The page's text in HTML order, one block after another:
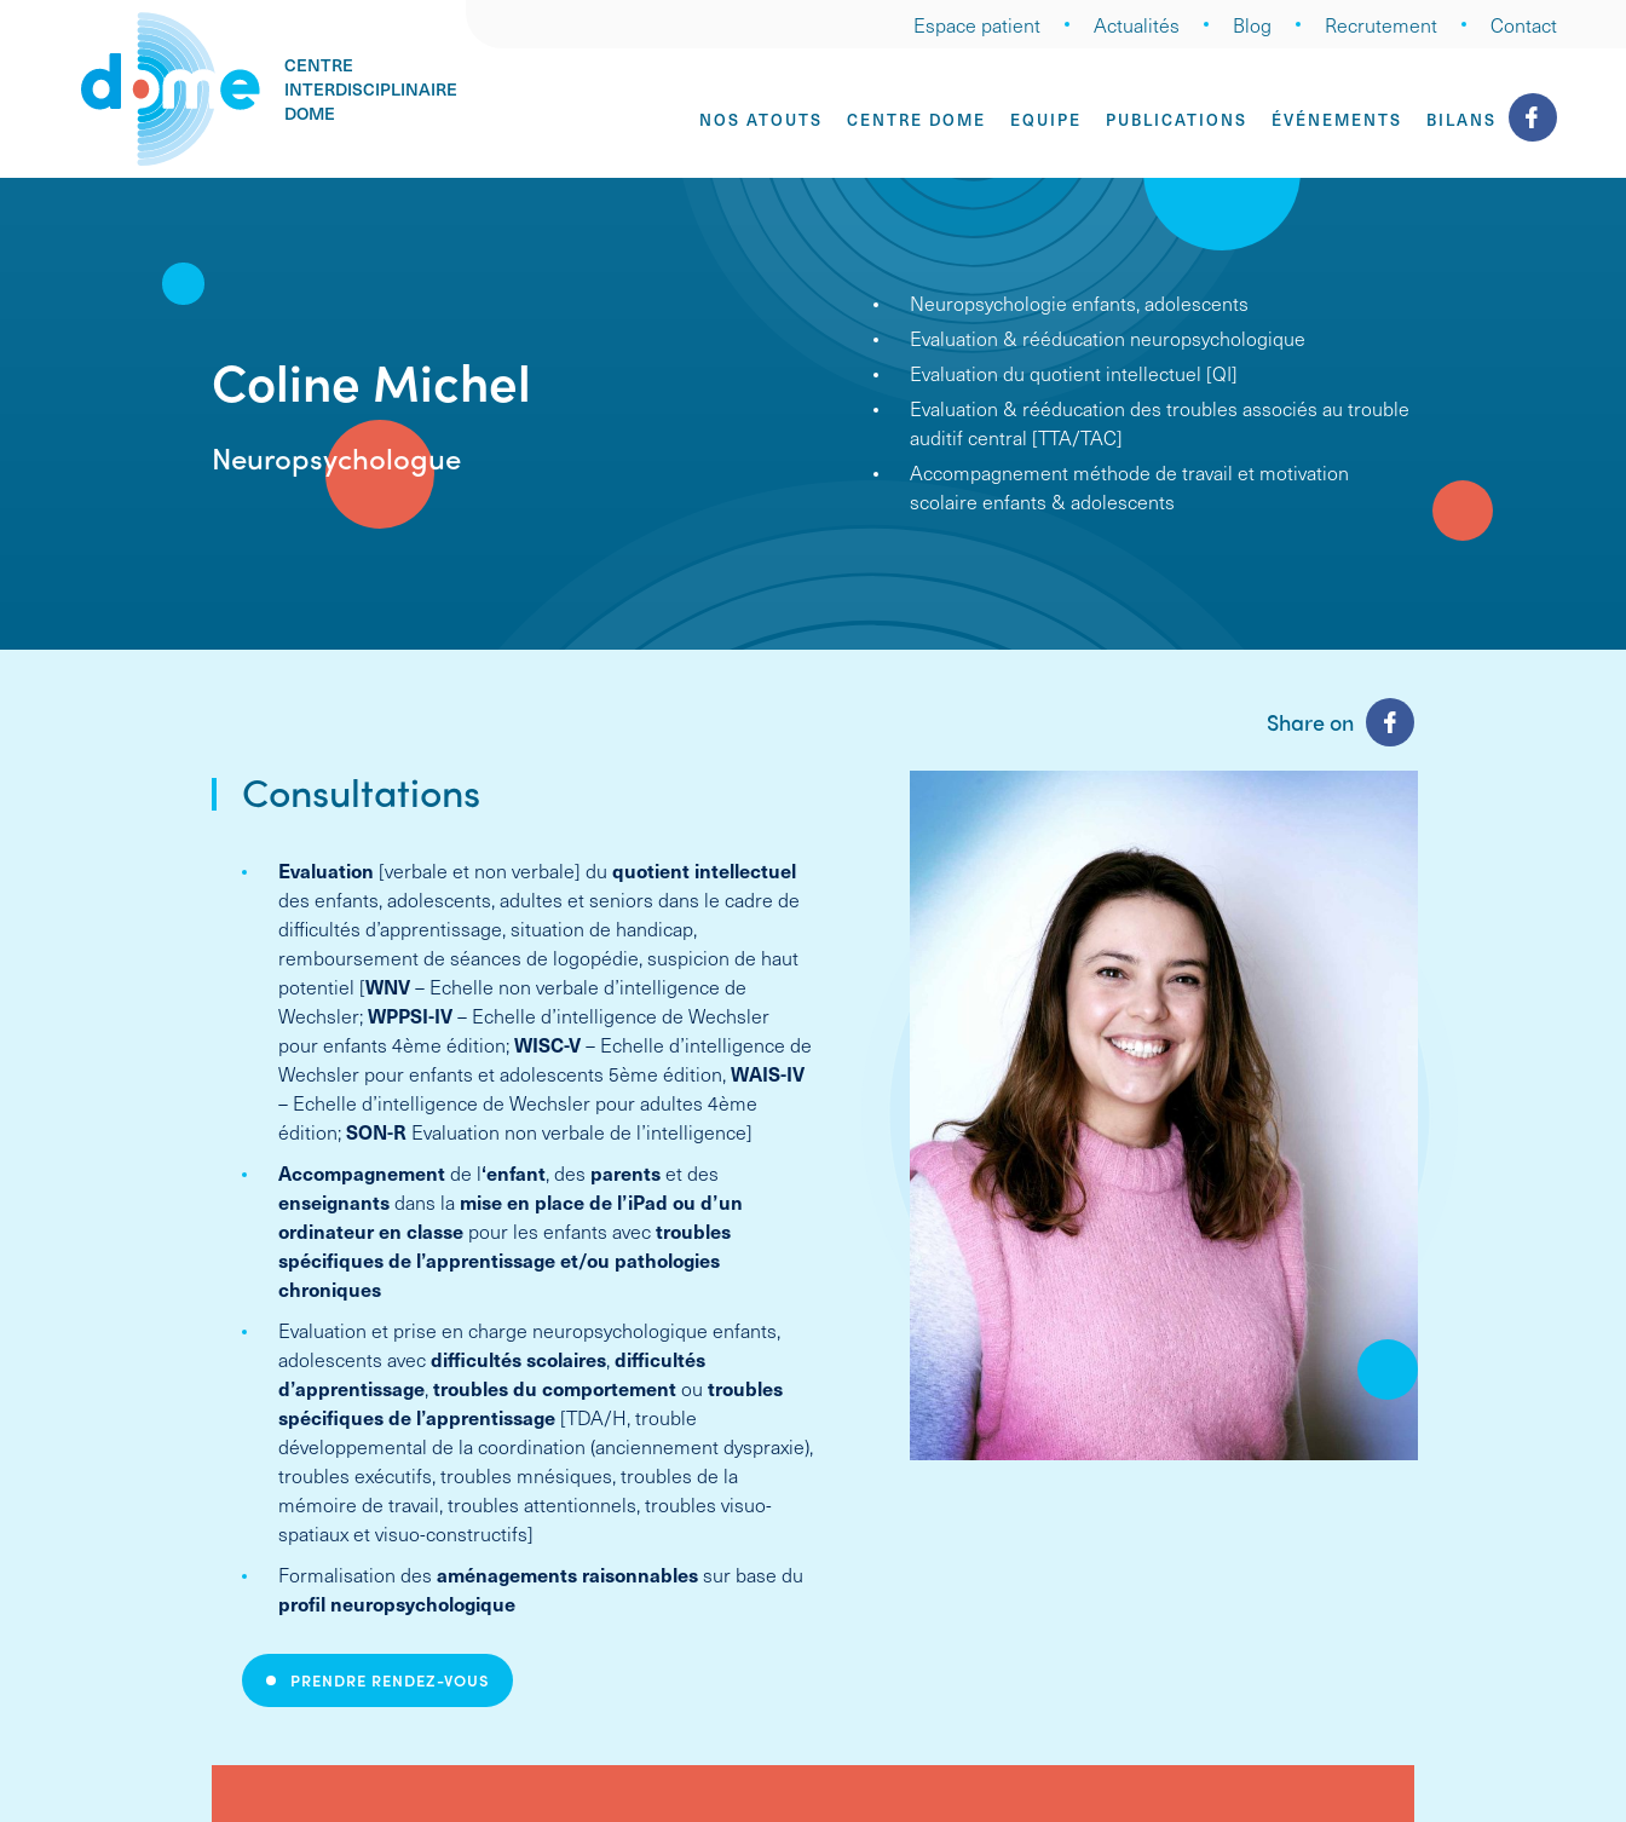
CENTRE
INTERDISCIPLINAIRE
DOME
Espace patient Actualités Blog Recrutement Contact
NOS ATOUTS CENTRE DOME EQUIPE PUBLICATIONS ÉVÉNEMENTS BILANS
Coline Michel
Neuropsychologue
Neuropsychologie enfants, adolescents
Evaluation & rééducation neuropsychologique
Evaluation du quotient intellectuel [QI]
Evaluation & rééducation des troubles associés au trouble
auditif central [TTA/TAC]
Accompagnement méthode de travail et motivation
scolaire enfants & adolescents
Share on
Consultations
Evaluation [verbale et non verbale] du quotient intellectuel
des enfants, adolescents, adultes et seniors dans le cadre de
difficultés d’apprentissage, situation de handicap,
remboursement de séances de logopédie, suspicion de haut
potentiel [WNV– Echelle non verbale d’intelligence de
Wechsler;WPPSI-IV– Echelle d’intelligence de Wechsler
pour enfants 4ème édition;WISC-V– Echelle d’intelligence de
Wechsler pour enfants et adolescents 5ème édition,WAIS-IV
– Echelle d’intelligence de Wechsler pour adultes 4ème
édition;SON-REvaluation non verbale de l’intelligence]
Accompagnementde l‘enfant, des parentset des
enseignantsdans la mise en place de l’iPad ou d’un
ordinateur en classepour les enfants avectroubles
spécifiques de l’apprentissage et/ou pathologies
chroniques
Evaluation et prise en charge neuropsychologique enfants,
adolescents avecdifficultésscolaires,difficultés
d’apprentissage,troubles du comportementou troubles
spécifiques de l’apprentissage[TDA/H, trouble
développemental de la coordination (anciennement dyspraxie),
troubles exécutifs, troubles mnésiques, troubles de la
mémoire de travail, troubles attentionnels, troubles visuo-
spatiaux et visuo-constructifs]
Formalisation des aménagements raisonnablessur base du
profil neuropsychologique
PRENDRE RENDEZ-VOUS